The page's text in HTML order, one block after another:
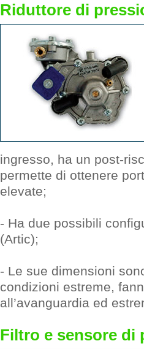
Riduttore di
ingresso, ha un post-
permette di ottenere
elevate;
- Ha due possibili
(Artic);
- Le sue dimensioni
condizioni estreme,
all’avanguardia ed
Filtro e sensore di